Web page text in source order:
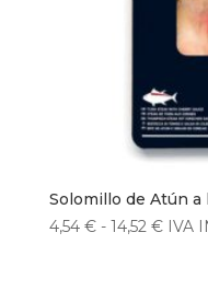
Solomillo de Atún a
4,54 € - 14,52 € IVA